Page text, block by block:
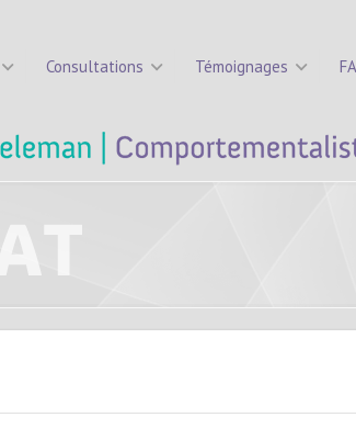
Consultations Témoignages